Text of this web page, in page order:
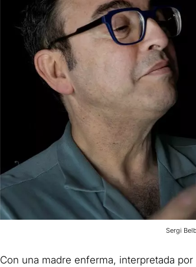
Sergi
Con una madre enferma, interpretada por